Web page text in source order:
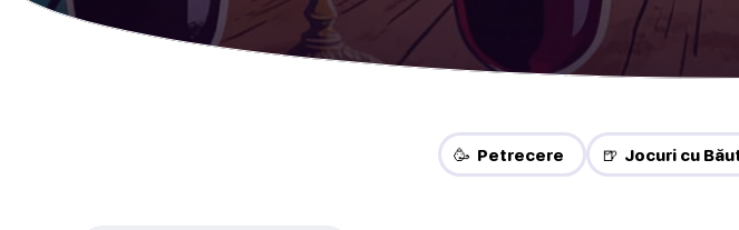
🥳 Petrecere 🍺 Jocuri cu